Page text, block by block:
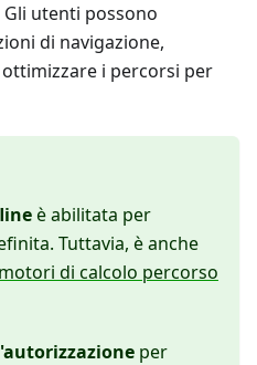
Gli utenti possono
di navigazione,
i percorsi per
è abilitata per
Tuttavia, è anche
motori di calcolo percorso
per